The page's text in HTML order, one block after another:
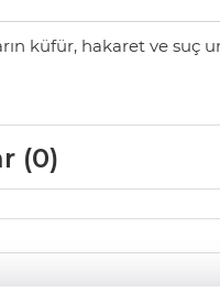
küfür, hakaret ve suç
(0)